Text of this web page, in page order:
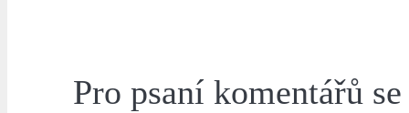
Pro psaní komentářů